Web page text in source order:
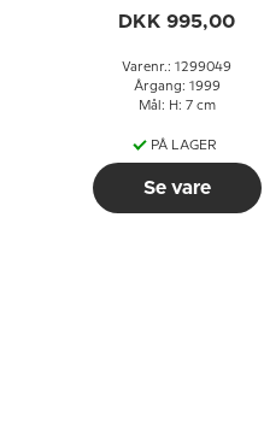
underkop, sæt
DKK 995,00
Varenr.: 1299049
Årgang: 1999
Mål: H: 7 cm
PÅ LAGER
Se vare